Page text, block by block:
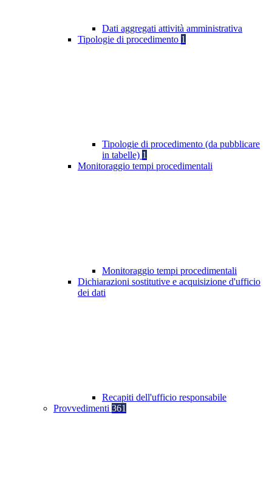
Dati aggregati attività amministrativa
Tipologie di procedimento 1
Tipologie di procedimento (da pubblicare
in tabelle) 1
Monitoraggio tempi procedimentali
Monitoraggio tempi procedimentali
Dichiarazioni sostitutive e acquisizione d'ufficio
dei dati
Recapiti dell'ufficio responsabile
Provvedimenti 361